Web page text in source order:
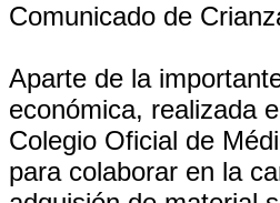
Comunicado de
Aparte de la
económica, realizada
Colegio Oficial de
para colaborar en la